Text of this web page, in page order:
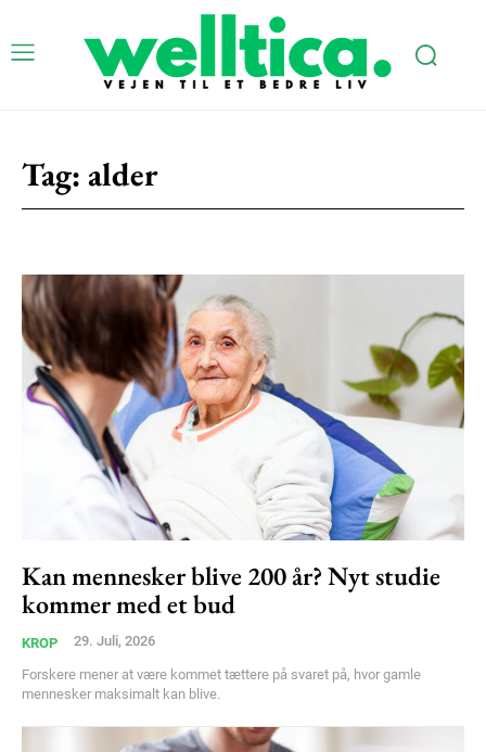
Tag: alder
Kan mennesker blive 200 år? Nyt studie
kommer med et bud
KROP 29. Juli, 2026
Forskere mener at være kommet tættere på svaret på, hvor gamle
mennesker maksimalt kan blive.